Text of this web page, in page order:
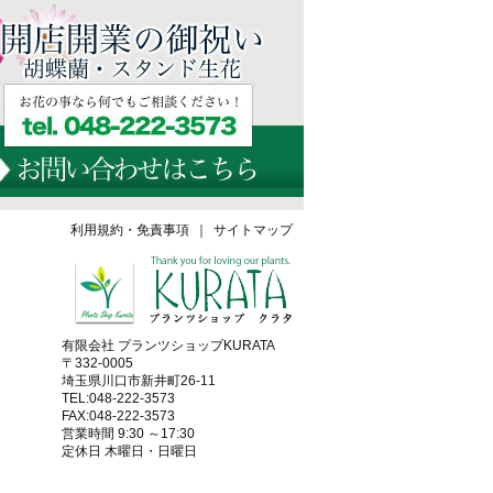
サイトマップ
利用規約・免責事項
有限会社 プランツショップKURATA
〒332-0005
埼玉県川口市新井町26-11
TEL:048-222-3573
FAX:048-222-3573
営業時間 9:30 ～17:30
定休日 木曜日・日曜日